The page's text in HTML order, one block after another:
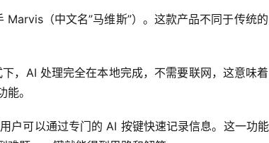
（中文名”马维斯”）。这款产品不同于传统
，AI 处理完全在本地完成，不需要联网，这意味
。
户可以通过专门的 AI 按键快速记录信息。这一